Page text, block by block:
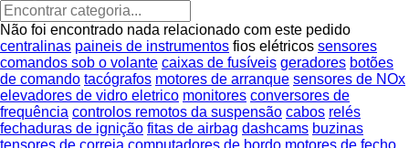
Não foi encontrado nada relacionado com este pedido
centralinas paineis de instrumentos fios elétricos sensores
comandos sob o volante caixas de fusíveis geradores botões
de comando tacógrafos motores de arranque sensores de NOx
elevadores de vidro eletrico monitores conversores de
frequência controlos remotos da suspensão cabos relés
fechaduras de ignição fitas de airbag dashcams buzinas
tensores de correia computadores de bordo motores de fecho